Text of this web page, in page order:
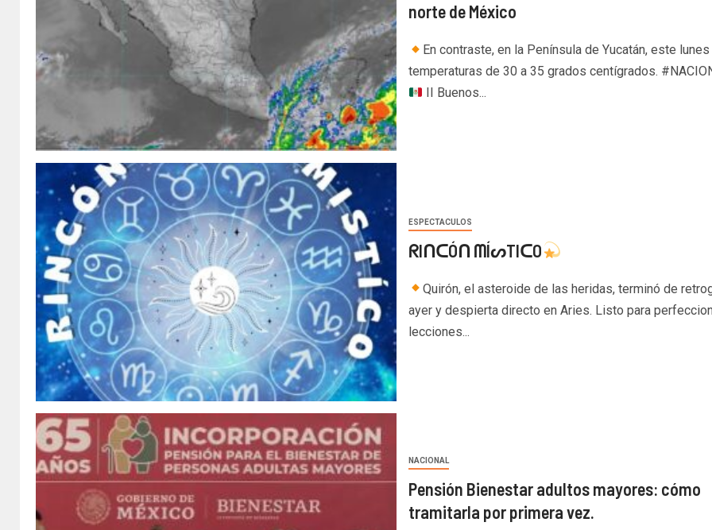
norte de México
En contraste, en la Península de Yucatán, este lunes
temperaturas de 30 a 35 grados centígrados.
II Buenos...
ESPECTACULOS
ᖇIᑎᑕÓᑎ ᗰÍᔕTIᑕO
Quirón, el asteroide de las heridas, terminó de
ayer y despierta directo en Aries. Listo para
lecciones...
NACIONAL
Pensión Bienestar adultos mayores: cómo
tramitarla por primera vez.